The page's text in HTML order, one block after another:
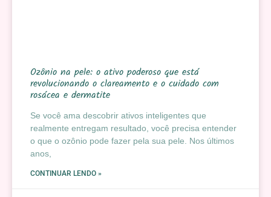
Ozônio na pele: o ativo poderoso que está
revolucionando o clareamento e o cuidado com
rosácea e dermatite
Se você ama descobrir ativos inteligentes que
realmente entregam resultado, você precisa entender
o que o ozônio pode fazer pela sua pele. Nos últimos
anos,
CONTINUAR LENDO »